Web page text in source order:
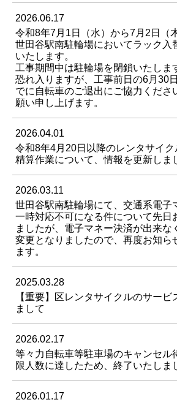
2026.06.17
令和8年7月1日（水）から7月2日（
世田谷駅南駐輪場においてラック入
いたします。
工事期間中は駐輪場を閉鎖いたしま
恐れ入りますが、工事前日の6月30
でに自転車のご退出にご協力くださ
願い申し上げます。
2026.04.01
令和8年4月20日以降のレンタサイク
精算作業について、情報を更新しま
2026.03.11
世田谷駅南駐輪場にて、交通系電子
一時対応不可になる件について先日
ましたが、電子マネー決済が出来な
変更となりましたので、再度お知ら
ます。
2025.03.28
【重要】区レンタサイクルのサービ
まして
2026.02.17
等々力自転車等駐車場のキャンセル
限人数に達したため、終了いたしま
2026.01.17